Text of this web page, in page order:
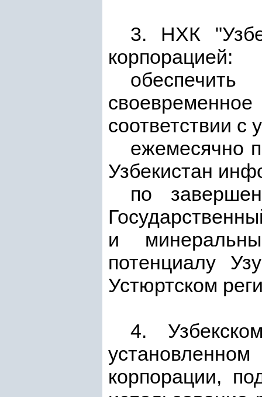
3. НХК
корпорацией:
соответствии с
ежемесячно
Узбекистан
по
и
потенциалу
Устюртском
4.
корпорации,